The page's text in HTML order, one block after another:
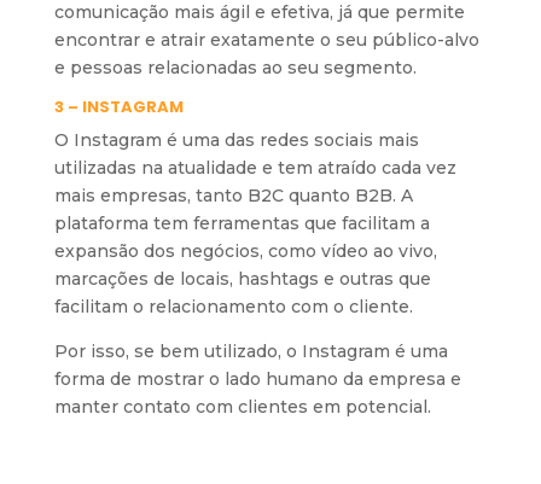
comunicação mais ágil e efetiva, já que permite
encontrar e atrair exatamente o seu público-alvo
e pessoas relacionadas ao seu segmento.
3 – INSTAGRAM
O Instagram é uma das redes sociais mais
utilizadas na atualidade e tem atraído cada vez
mais empresas, tanto B2C quanto B2B. A
plataforma tem ferramentas que facilitam a
expansão dos negócios, como vídeo ao vivo,
marcações de locais, hashtags e outras que
facilitam o relacionamento com o cliente.
Por isso, se bem utilizado, o Instagram é uma
forma de mostrar o lado humano da empresa e
manter contato com clientes em potencial.